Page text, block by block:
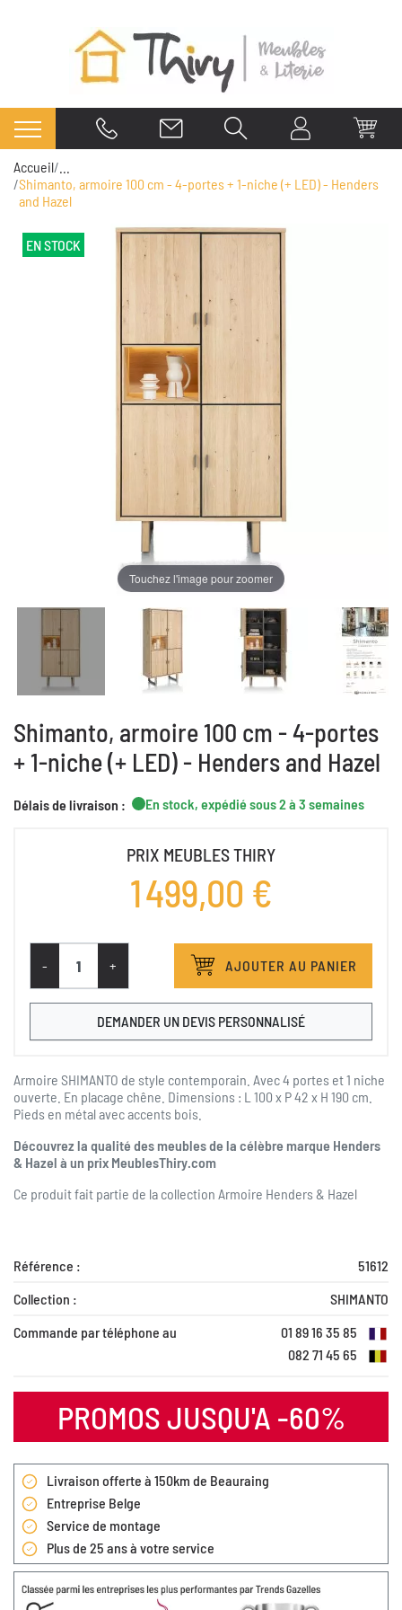
Accueil
Shimanto, armoire 100 cm - 4-portes + 1-niche (+ LED) - Henders
and Hazel
EN STOCK
Touchez l'image pour zoomer
Shimanto, armoire 100 cm - 4-portes
+ 1-niche (+ LED) - Henders and Hazel
Délais de livraison : En stock, expédié sous 2 à 3 semaines
PRIX MEUBLES THIRY
1 499,00 €
- + AJOUTER AU PANIER
DEMANDER UN DEVIS PERSONNALISÉ
Armoire SHIMANTO de style contemporain. Avec 4 portes et 1 niche
ouverte. En placage chêne. Dimensions : L 100 x P 42 x H 190 cm.
Pieds en métal avec accents bois.
Découvrez la qualité des meubles de la célèbre marque Henders
& Hazel à un prix MeublesThiry.com
Ce produit fait partie de la collection Armoire Henders & Hazel
Référence :
51612
Collection :
SHIMANTO
Commande par téléphone au
01 89 16 35 85
082 71 45 65
PROMOS JUSQU'A -60%
Livraison offerte à 150km de Beauraing
Entreprise Belge
Service de montage
Plus de 25 ans à votre service